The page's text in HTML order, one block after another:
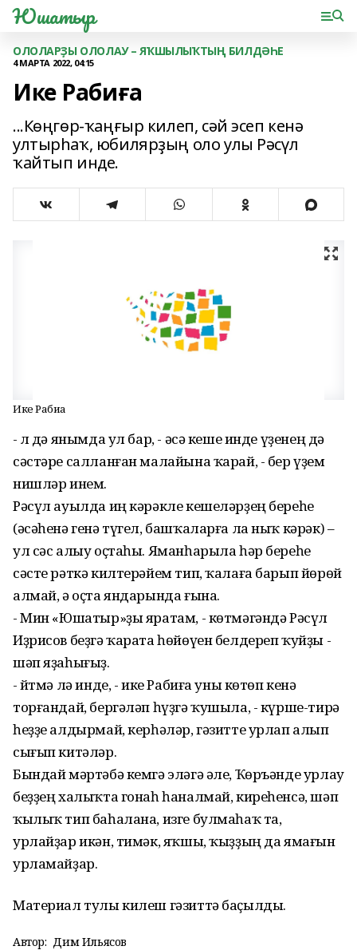
Юшатыр
ОЛОЛАРҘЫ ОЛОЛАУ – ЯҠШЫЛЫҠТЫҢ БИЛДӘҺЕ
4 МАРТА 2022, 04:15
Ике Рабиға
...Көңгөр-ҡаңғыр килеп, сәй эсеп кенә
ултырһаҡ, юбилярҙың оло улы Рәсүл
ҡайтып инде.
Ике Рабиға
- Әл дә янымда ул бар, - әсә кеше инде үҙенең дә
сәстәре салланған малайына ҡарай, - бер үҙем
нишләр инем.
Рәсүл ауылда иң кәрәкле кешеләрҙең береһе
(әсәһенә генә түгел, башҡаларға ла ныҡ кәрәк) –
ул сәс алыу оҫтаһы. Яманһарыла һәр береһе
сәсте рәткә килтерәйем тип, ҡалаға барып йөрөй
алмай, ә оҫта яндарында ғына.
- Мин «Юшатыр»ҙы яратам, - көтмәгәндә Рәсүл
Иҙрисов беҙгә ҡарата һөйөүен белдереп ҡуйҙы -
шәп яҙаһығыҙ.
- Әйтмә лә инде, - ике Рабиға уны көтөп кенә
торғандай, бергәләп һүҙгә ҡушыла, - күрше-тирә
һеҙҙе алдырмай, керһәләр, гәзитте урлап алып
сығып китәләр.
Бындай мәртәбә кемгә эләгә әле, Ҡөръәнде урлау
беҙҙең халыҡта гонаһ һаналмай, киреһенсә, шәп
ҡылыҡ тип баһалана, изге булмаһаҡ та,
урлайҙар икән, тимәк, яҡшы, ҡыҙҙың да ямағын
урламайҙар.
Материал тулы килеш гәзиттә баҫылды.
Автор: Дим Ильясов